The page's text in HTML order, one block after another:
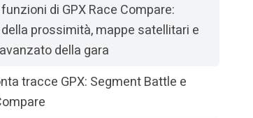
di GPX Race Compare:
prossimità, mappe satellitari e
della gara
tracce GPX: Segment Battle e